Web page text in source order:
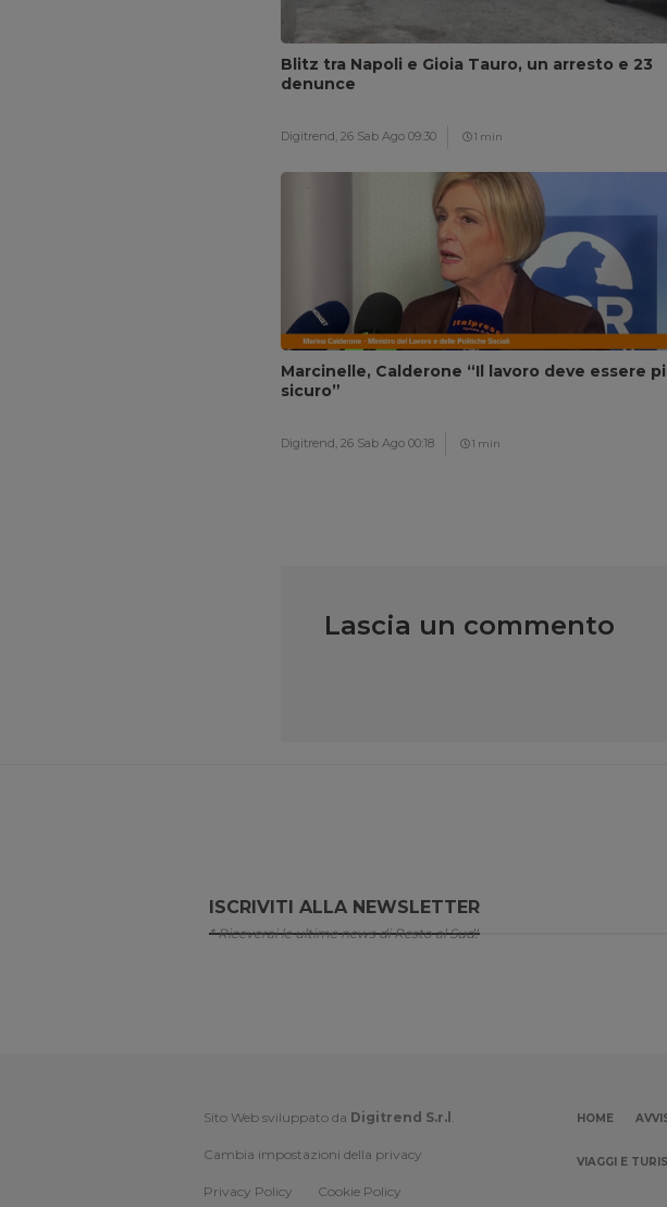
Blitz tra Napoli e Gioia Tauro, un arresto e 23
denunce
Digitrend, 26 Sab Ago 09:30 1 min
Marcinelle, Calderone “Il lavoro deve essere
sicuro”
Digitrend, 26 Sab Ago 00:18 1 min
Lascia un commento
ISCRIVITI ALLA NEWSLETTER
* Riceverai le ultime news di Resto al Sud!
Sito Web sviluppato da Digitrend S.r.l .
Cambia impostazioni della privacy
Privacy Policy Cookie Policy
HOME
VIAGGI E